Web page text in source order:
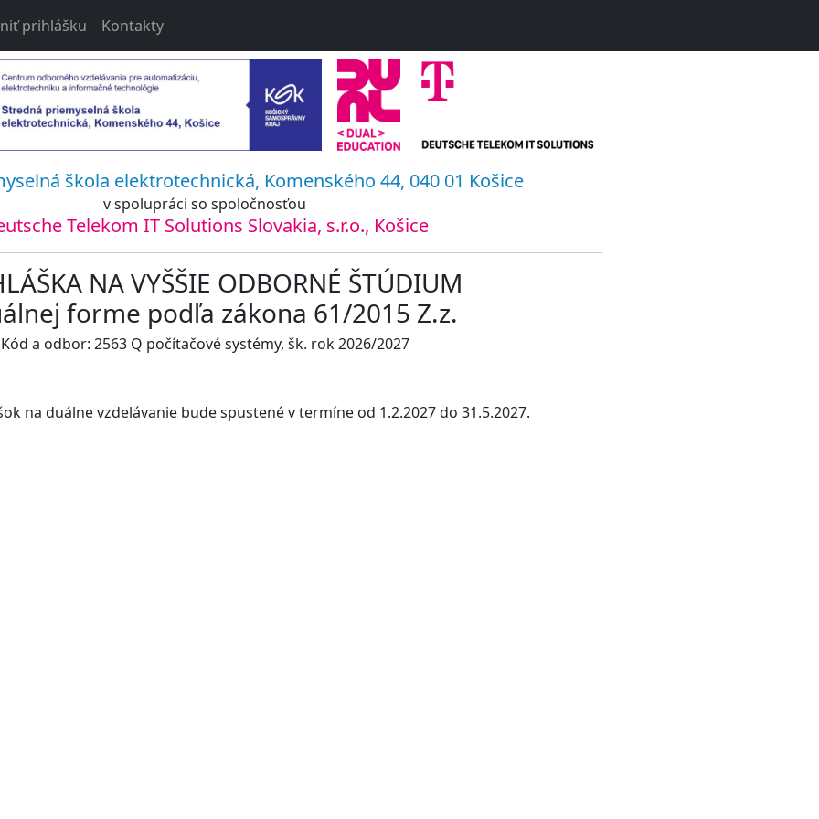
prihlášku Kontakty
škola elektrotechnická, Komenského 44, 040 01 Košice
v spolupráci so spoločnosťou
Telekom IT Solutions Slovakia, s.r.o., Košice
NA VYŠŠIE ODBORNÉ ŠTÚDIUM
forme podľa zákona 61/2015 Z.z.
Kód a odbor: 2563 Q počítačové systémy, šk. rok 2026/2027
na duálne vzdelávanie bude spustené v termíne od 1.2.2027 do 31.5.2027.